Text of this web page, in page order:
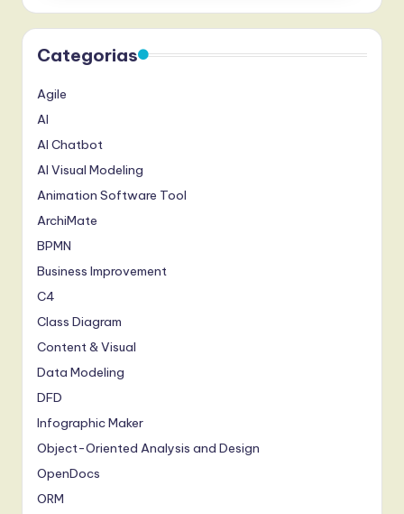
Categorias
Agile
AI
AI Chatbot
AI Visual Modeling
Animation Software Tool
ArchiMate
BPMN
Business Improvement
C4
Class Diagram
Content & Visual
Data Modeling
DFD
Infographic Maker
Object-Oriented Analysis and Design
OpenDocs
ORM